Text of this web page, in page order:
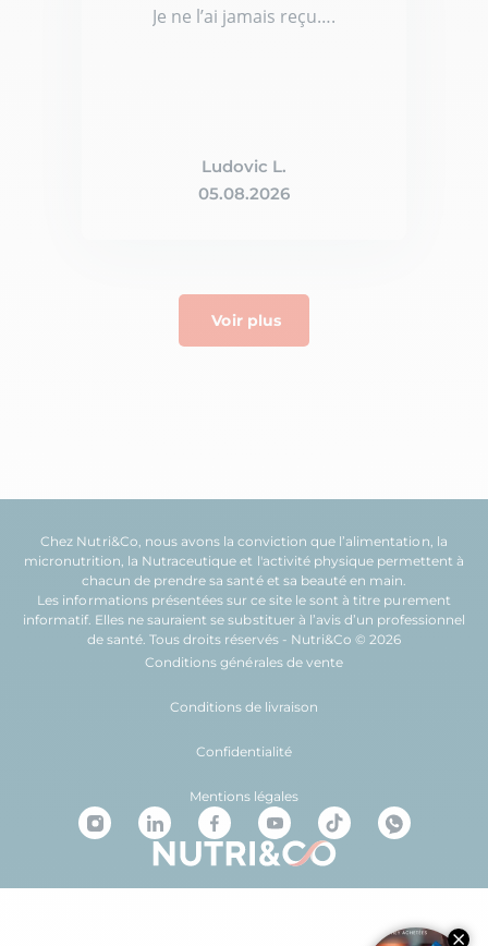
Je ne l’ai jamais reçu….
Ludovic L.
05.08.2026
Voir plus
Chez Nutri&Co, nous avons la conviction que l’alimentation, la
micronutrition, la Nutraceutique et l'activité physiquepermettent à
chacun de prendre sasantéet sa beautéen main.
Les informations présentées sur ce site le sont à titre purement
informatif. Elles ne sauraient se substituer à l’avis d’un professionnel
de santé. Tous droits réservés - Nutri&Co © 2026
Conditions générales de vente
Conditions de livraison
Confidentialité
Mentions légales